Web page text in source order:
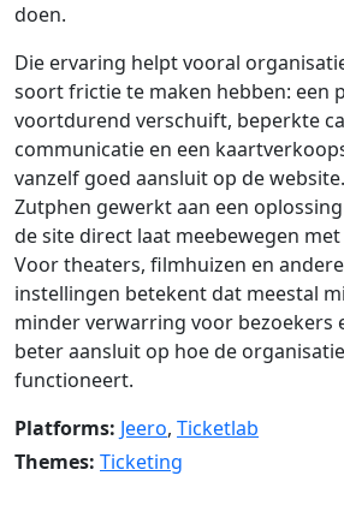
doen.
Die ervaring helpt vooral
soort frictie te maken hebben: een
voortdurend verschuift, beperkte
communicatie en een
vanzelf goed aansluit op de
Zutphen gewerkt aan een
de site direct laat meebewegen
Voor theaters, filmhuizen en
instellingen betekent dat meestal
minder verwarring voor bezoekers
beter aansluit op hoe de
functioneert.
Platforms: Jeero, Ticketlab
Themes: Ticketing